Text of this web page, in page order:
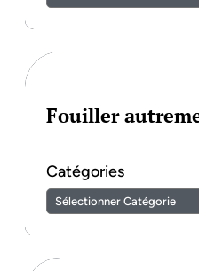
Fouiller
Catégories